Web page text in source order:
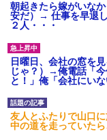
朝起きたら嫁がいな
安だ）→ 仕事を早退
２人・・・
日曜日、会社の窓を
じゃ？）→俺電話「
と！」俺「会社にい
友人とふたりで山口
中の道を走っていた